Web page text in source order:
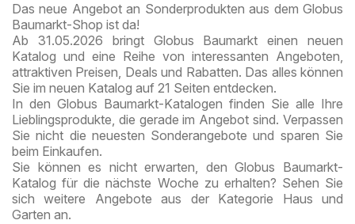
Das neue Angebot an Sonderprodukten aus dem Globus
Baumarkt-Shop ist da!
Ab 31.05.2026 bringt Globus Baumarkt einen neuen
Katalog und eine Reihe von interessanten Angeboten,
attraktiven Preisen, Deals und Rabatten. Das alles können
Sie im neuen Katalog auf 21 Seiten entdecken.
In den Globus Baumarkt-Katalogen finden Sie alle Ihre
Lieblingsprodukte, die gerade im Angebot sind. Verpassen
Sie nicht die neuesten Sonderangebote und sparen Sie
beim Einkaufen.
Sie können es nicht erwarten, den Globus Baumarkt-
Katalog für die nächste Woche zu erhalten? Sehen Sie
sich weitere Angebote aus der Kategorie Haus und
Garten an.